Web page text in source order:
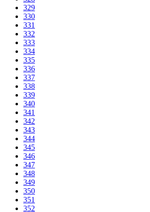
329
330
331
332
333
334
335
336
337
338
339
340
341
342
343
344
345
346
347
348
349
350
351
352